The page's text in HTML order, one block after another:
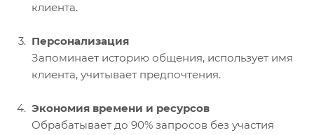
клиента.
Персонализация
Запоминает историю общения, использует имя
клиента, учитывает предпочтения.
Экономия времени и ресурсов
Обрабатывает до 90% запросов без участия